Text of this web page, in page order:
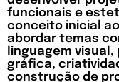
funcionais e
conceito inicial
abordar temas
linguagem
gráfica,
construção de